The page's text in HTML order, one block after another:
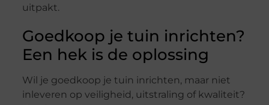
uitpakt.
Goedkoop je tuin inrichten?
Een hek is de oplossing
Wil je goedkoop je tuin inrichten, maar niet
inleveren op veiligheid, uitstraling of kwaliteit?